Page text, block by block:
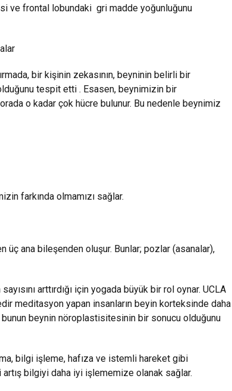
ve frontal lobundaki gri madde yoğunluğunu
bir kişinin zekasının, beyninin belirli bir
tespit etti . Esasen, beynimizin bir
o kadar çok hücre bulunur. Bu nedenle beynimiz
farkında olmamızı sağlar.
üç ana bileşenden oluşur. Bunlar; pozlar (asanalar),
arttırdığı için yogada büyük bir rol oynar. UCLA
meditasyon yapan insanların beyin korteksinde daha
bunun beynin nöroplastisitesinin bir sonucu olduğunu
bilgi işleme, hafıza ve istemli hareket gibi
bilgiyi daha iyi işlememize olanak sağlar.